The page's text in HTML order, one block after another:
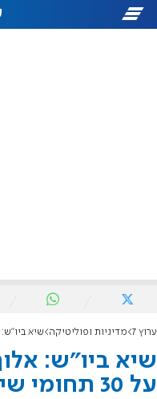
ערוץ 7 מדיניות ופוליטיקה שיא ביו"ש:
שיא ביו"ש:
על 30 תחומי שיפוט חדשים